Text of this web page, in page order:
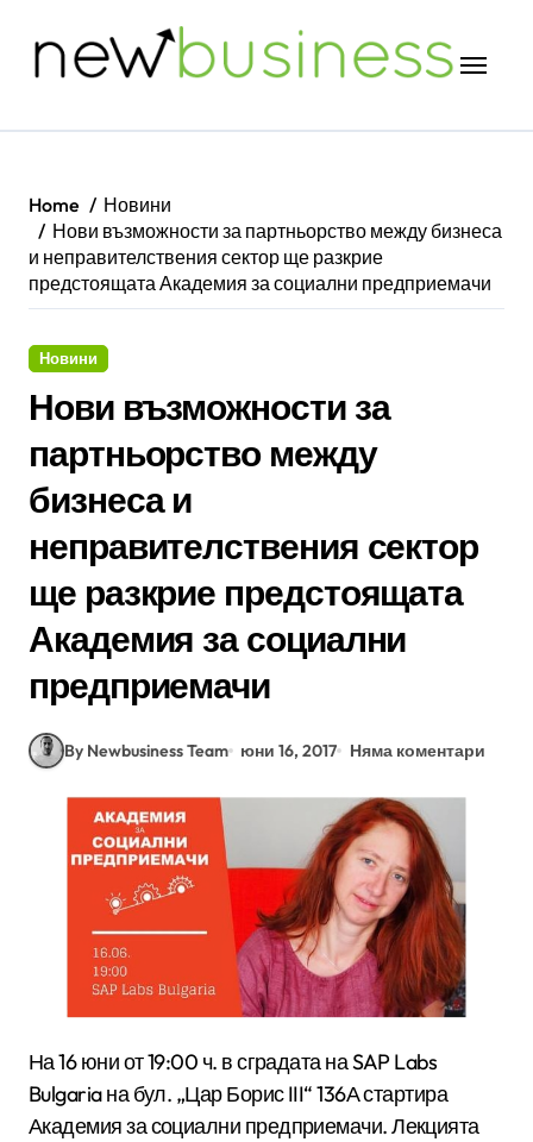
Home
Новини
Нови възможности за партньорство между бизнеса
и неправителствения сектор ще разкрие
предстоящата Академия за социални предприемачи
Новини
Нови възможности за
партньорство между
бизнеса и
неправителствения сектор
ще разкрие предстоящата
Академия за социални
предприемачи
By Newbusiness Team юни 16, 2017 Няма коментари
На 16 юни от 19:00 ч. в сградата на SAP Labs
Bulgaria на бул. „Цар Борис III“ 136А стартира
Академия за социални предприемачи. Лекцията